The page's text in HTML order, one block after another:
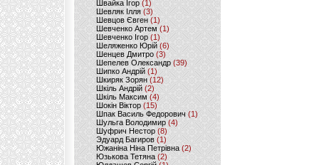
Швайка Ігор (1)
Шевляк Ілля (3)
Шевцов Євген (1)
Шевченко Артем(1)
Шевченко Ігор(1)
Шеляженко Юрій (6)
Шенцев Дмитро (3)
Шепелев Олександр (39)
Шипко Андрій(1)
Шкиряк Зорян(12)
Шкіль Андрій(2)
Шкіль Максим (4)
Шокін Віктор (15)
Шпак Василь Федорович (1)
Шульга Володимир (4)
Шуфрич Нестор(8)
Эдуард Багиров (1)
Южаніна Ніна Петрівна (2)
Юзькова Тетяна(2)